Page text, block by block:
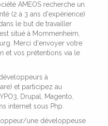
AMEOS recherche un
(2 à 3 ans d'expérience)
le but de travailler
situé à Mommenheim,
Merci d'envoyer votre
et vos prétentions via le
à
et participez au
Drupal, Magento,
internet sous Php.
une développeuse